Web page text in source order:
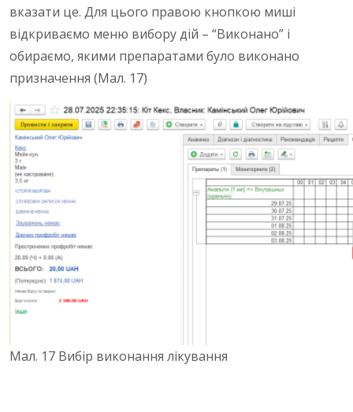
вказати це. Для цього правою кнопкою миші
відкриваємо меню вибору дій – “Виконано” і
обираємо, якими препаратами було виконано
призначення (Мал. 17)
Мал. 17 Вибір виконання лікування